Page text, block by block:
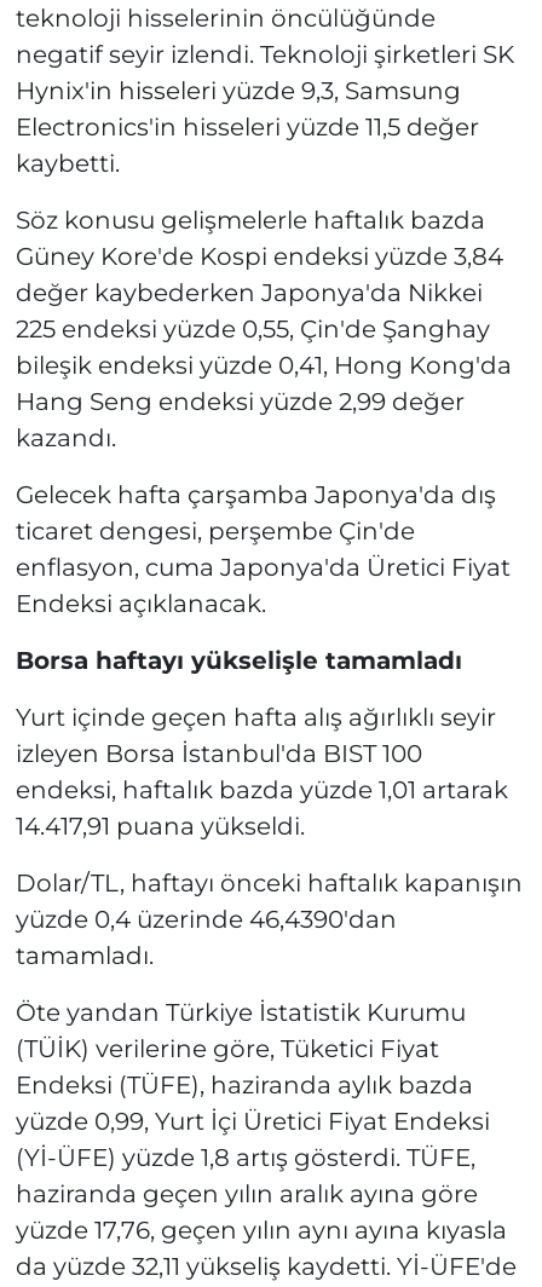
teknoloji hisselerinin öncülüğünde
negatif seyir izlendi. Teknoloji şirketleri SK
Hynix'in hisseleri yüzde 9,3, Samsung
Electronics'in hisseleri yüzde 11,5 değer
kaybetti.
Söz konusu gelişmelerle haftalık bazda
Güney Kore'de Kospi endeksi yüzde 3,84
değer kaybederken Japonya'da Nikkei
225 endeksi yüzde 0,55, Çin'de Şanghay
bileşik endeksi yüzde 0,41, Hong Kong'da
Hang Seng endeksi yüzde 2,99 değer
kazandı.
Gelecek hafta çarşamba Japonya'da dış
ticaret dengesi, perşembe Çin'de
enflasyon, cuma Japonya'da Üretici Fiyat
Endeksi açıklanacak.
Borsa haftayı yükselişle tamamladı
Yurt içinde geçen hafta alış ağırlıklı seyir
izleyen Borsa İstanbul'da BIST 100
endeksi, haftalık bazda yüzde 1,01 artarak
14.417,91 puana yükseldi.
Dolar/TL, haftayı önceki haftalık kapanışın
yüzde 0,4 üzerinde 46,4390'dan
tamamladı.
Öte yandan Türkiye İstatistik Kurumu
(TÜİK) verilerine göre, Tüketici Fiyat
Endeksi (TÜFE), haziranda aylık bazda
yüzde 0,99, Yurt İçi Üretici Fiyat Endeksi
(Yİ-ÜFE) yüzde 1,8 artış gösterdi. TÜFE,
haziranda geçen yılın aralık ayına göre
yüzde 17,76, geçen yılın aynı ayına kıyasla
da yüzde 32,11 yükseliş kaydetti. Yİ-ÜFE'de